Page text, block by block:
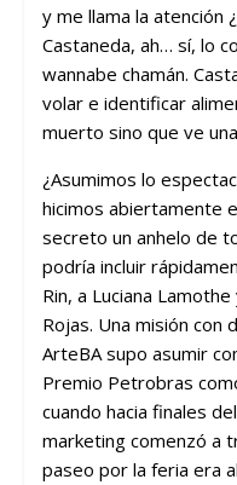
y me llama la atención
Castaneda, ah… sí, lo
wannabe chamán.
volar e identificar
muerto sino que ve
¿Asumimos lo
hicimos abiertamente
secreto un anhelo de
podría incluir
Rin, a Luciana
Rojas. Una misión con
ArteBA supo asumir
Premio Petrobras
cuando hacia finales
marketing comenzó a
paseo por la feria era